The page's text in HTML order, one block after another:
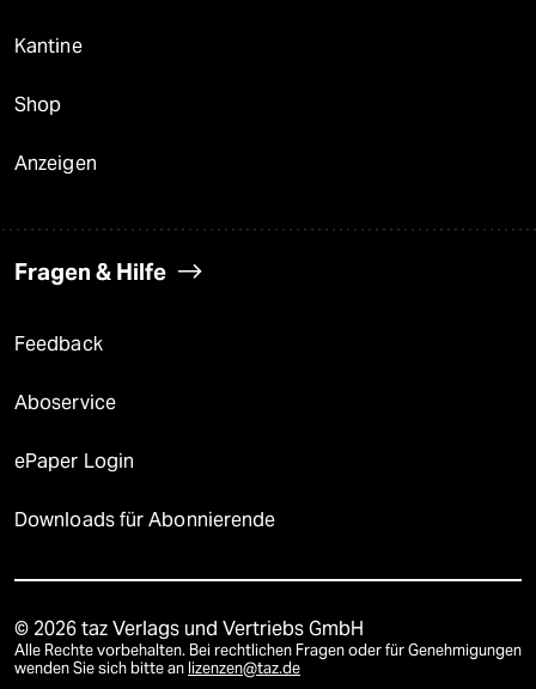
Kantine
Shop
Anzeigen
Fragen & Hilfe
Feedback
Aboservice
ePaper Login
Downloads für Abonnierende
© 2026 taz Verlags und Vertriebs GmbH
Alle Rechte vorbehalten. Bei rechtlichen Fragen oder für Genehmigungen
wenden Sie sich bitte an lizenzen@taz.de